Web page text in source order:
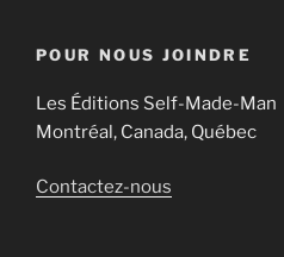
POUR NOUS JOINDRE
Les Éditions Self-Made-Man
Montréal, Canada, Québec
Contactez-nous